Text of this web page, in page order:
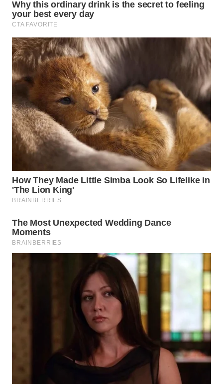
KARO
WN
SIMALUNGUN
WN
LABUHANBATU
WN
TAPANULI
TENGAH
WN DELI
WN
TEBING
WN
PAKPAK